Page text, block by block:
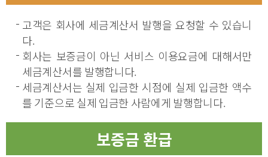
고객은 회사에 세금계산서 발행을 요청할 수 있습니
다.
회사는 보증금이 아닌 서비스 이용요금에 대해서만
세금계산서를 발행합니다.
세금계산서는 실제 입금한 시점에 실제 입금한 액수
를 기준으로 실제 입금한 사람에게 발행합니다.
보증금 환급